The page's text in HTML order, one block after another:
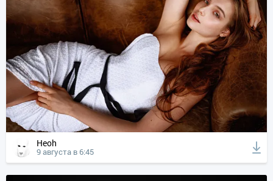
Heoh
9 августа в 6:45